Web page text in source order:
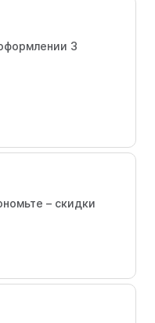
3
на первый заказ, 7%
– скидки